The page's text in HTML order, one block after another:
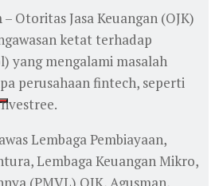
– Otoritas Jasa Keuangan (OJK)
ketat terhadap
yang mengalami masalah
perusahaan fintech, seperti
Lembaga Pembiayaan,
Lembaga Keuangan Mikro,